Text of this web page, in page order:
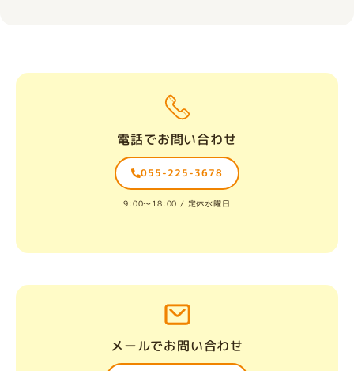
電話でお問い合わせ
055-225-3678
9:00〜18:00 / 定休水曜日
メールでお問い合わせ